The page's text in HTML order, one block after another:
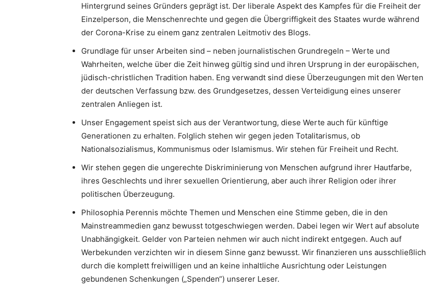
Hintergrund seines Gründers geprägt ist. Der liberale Aspekt des Kampfes für die Freiheit der
Einzelperson, die Menschenrechte und gegen die Übergriffigkeit des Staates wurde während
der Corona-Krise zu einem ganz zentralen Leitmotiv des Blogs.
Grundlage für unser Arbeiten sind – neben journalistischen Grundregeln – Werte und
Wahrheiten, welche über die Zeit hinweg gültig sind und ihren Ursprung in der europäischen,
jüdisch-christlichen Tradition haben. Eng verwandt sind diese Überzeugungen mit den Werten
der deutschen Verfassung bzw. des Grundgesetzes, dessen Verteidigung eines unserer
zentralen Anliegen ist.
Unser Engagement speist sich aus der Verantwortung, diese Werte auch für künftige
Generationen zu erhalten. Folglich stehen wir gegen jeden Totalitarismus, ob
Nationalsozialismus, Kommunismus oder Islamismus. Wir stehen für Freiheit und Recht.
Wir stehen gegen die ungerechte Diskriminierung von Menschen aufgrund ihrer Hautfarbe,
ihres Geschlechts und ihrer sexuellen Orientierung, aber auch ihrer Religion oder ihrer
politischen Überzeugung.
Philosophia Perennis möchte Themen und Menschen eine Stimme geben, die in den
Mainstreammedien ganz bewusst totgeschwiegen werden. Dabei legen wir Wert auf absolute
Unabhängigkeit. Gelder von Parteien nehmen wir auch nicht indirekt entgegen. Auch auf
Werbekunden verzichten wir in diesem Sinne ganz bewusst. Wir finanzieren uns ausschließlich
durch die komplett freiwilligen und an keine inhaltliche Ausrichtung oder Leistungen
gebundenen Schenkungen („Spenden“) unserer Leser.